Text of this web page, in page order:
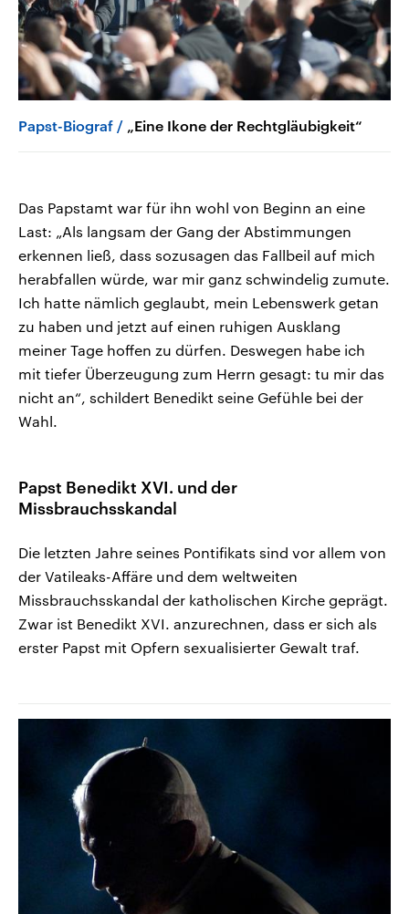
Papst-Biograf „Eine Ikone der Rechtgläubigkeit“
Das Papstamt war für ihn wohl von Beginn an eine
Last: „Als langsam der Gang der Abstimmungen
erkennen ließ, dass sozusagen das Fallbeil auf mich
herabfallen würde, war mir ganz schwindelig zumute.
Ich hatte nämlich geglaubt, mein Lebenswerk getan
zu haben und jetzt auf einen ruhigen Ausklang
meiner Tage hoffen zu dürfen. Deswegen habe ich
mit tiefer Überzeugung zum Herrn gesagt: tu mir das
nicht an“, schildert Benedikt seine Gefühle bei der
Wahl.
Papst Benedikt XVI. und der
Missbrauchsskandal
Die letzten Jahre seines Pontifikats sind vor allem von
der Vatileaks-Affäre und dem weltweiten
Missbrauchsskandal der katholischen Kirche geprägt.
Zwar ist Benedikt XVI. anzurechnen, dass er sich als
erster Papst mit Opfern sexualisierter Gewalt traf.